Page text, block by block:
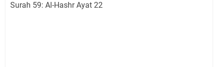
Surah 59: Al-Hashr Ayat 22